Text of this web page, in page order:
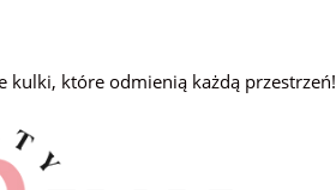
które odmienią każdą przestrzeń!